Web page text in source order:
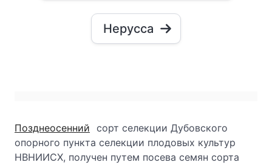
Нерусса
Позднеосенний сорт селекции Дубовского
опорного пункта селекции плодовых культур
НВНИИСХ, получен путем посева семян сорта